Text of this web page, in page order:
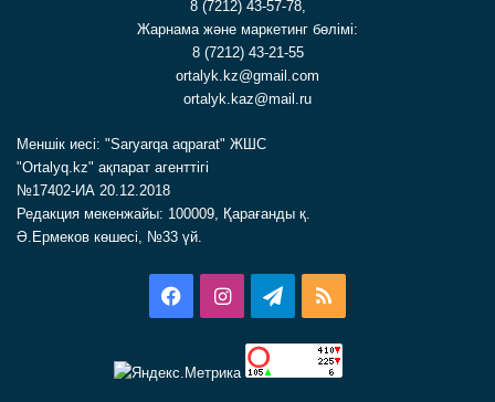
8 (7212) 43-57-78,
Жарнама және маркетинг бөлімі:
8 (7212) 43-21-55
ortalyk.kz@gmail.com
ortalyk.kaz@mail.ru
Меншік иесі: "Saryarqa aqparat" ЖШС
"Ortalyq.kz" ақпарат агенттігі
№17402-ИА 20.12.2018
Редакция мекенжайы: 100009, Қарағанды қ.
Ә.Ермеков көшесі, №33 үй.
FacebookInstagramTelegram